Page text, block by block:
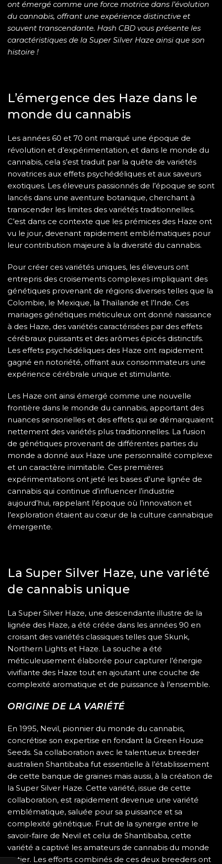
ont émergé comme une force motrice dans l’évolution
du cannabis, offrant une expérience distinctive et
souvent transcendante. Hash CBD vous présente les
caractéristiques de la Super Silver Haze ainsi que son
histoire !
L’émergence des Haze dans le
monde du cannabis
Les années 60 et 70 ont marqué une époque de
révolution et d’expérimentation, et dans le monde du
cannabis, cela s’est traduit par la quête de variétés
novatrices aux effets psychédéliques et aux saveurs
exotiques. Les éleveurs passionnés de l’époque se sont
lancés dans une aventure botanique, cherchant à
transcender les limites des variétés traditionnelles.
C’est dans ce contexte que les prémices des Haze ont
vu le jour, devenant rapidement emblématiques pour
leur contribution majeure à la diversité du cannabis.
Pour créer ces variétés uniques, les éleveurs ont
entrepris des croisements complexes impliquant des
génétiques provenant de régions diverses telles que la
Colombie, le Mexique, la Thaïlande et l’Inde. Ces
mariages génétiques méticuleux ont donné naissance
à des Haze, des variétés caractérisées par des effets
cérébraux puissants et des arômes épicés distinctifs.
Les effets psychédéliques des Haze ont rapidement
gagné en notoriété, offrant aux consommateurs une
expérience cérébrale unique et stimulante.
Les Haze ont ainsi émergé comme une nouvelle
frontière dans le monde du cannabis, apportant des
nuances sensorielles et des effets qui se démarquaient
nettement des variétés plus traditionnelles. La fusion
de génétiques provenant de différentes parties du
monde a donné aux Haze une personnalité complexe
et un caractère inimitable. Ces premières
expérimentations ont jeté les bases d’une lignée de
cannabis qui continue d’influencer l’industrie
aujourd’hui, rappelant l’époque où l’innovation et
l’exploration étaient au cœur de la culture cannabique
émergente.
La Super Silver Haze, une variété
de cannabis unique
La Super Silver Haze, une descendante illustre de la
lignée des Haze, a été créée dans les années 90 en
croisant des variétés classiques telles que Skunk,
Northern Lights et Haze. La souche a été
méticuleusement élaborée pour capturer l’énergie
vivifiante des Haze tout en ajoutant une couche de
complexité aromatique et de puissance à l’ensemble.
ORIGINE DE LA VARIÉTÉ
En 1995, Nevil, pionnier du monde du cannabis,
concrétise son expertise en fondant la Green House
Seeds. Sa collaboration avec le talentueux breeder
australien Shantibaba fut essentielle à l’établissement
de cette banque de graines mais aussi, à la création de
la Super Silver Haze. Cette variété, issue de cette
collaboration, est rapidement devenue une variété
emblématique, saluée pour sa puissance et sa
complexité génétique. Fruit de la synergie entre le
savoir-faire de Nevil et celui de Shantibaba, cette
variété a captivé les amateurs de cannabis du monde
entier. Les efforts combinés de ces deux breeders ont